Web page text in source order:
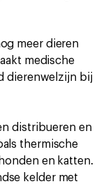
meer dieren
medische
dierenwelzijn bij
distribueren en
thermische
en katten.
kelder met